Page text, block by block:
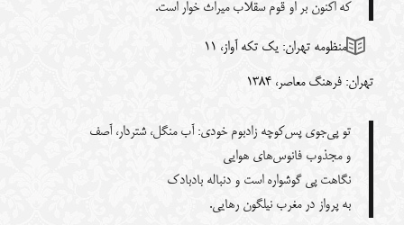
که اکنون بر او قوم سقلاب میراث خوار است.
منظومه تهران: یک تکه آواز، 11
تهران: فرهنگ معاصر، 1384
تو پی‌جوی پس‌کوچه زادبوم خودی: آب منگل، شتردار، آصف
و مجذوب فانوس‌های هوایی
نگاهت پی گوشواره است و دنباله بادبادک
به پرواز در مغرب نیلگون رهایی.